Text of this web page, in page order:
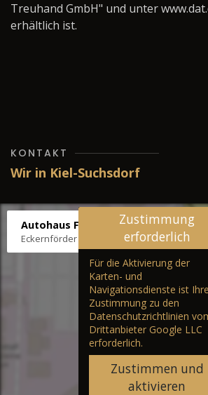
Treuhand GmbH" und unter
erhältlich ist.
KONTAKT
Wir in Kiel-Suchsdorf
Autohaus Fräter
Eckernförder Str. /Klausbrooker Weg 1,
Zustimmung
erforderlich
Für die Aktivierung der
Karten- und
Navigationsdienste ist Ihre
Zustimmung zu den
Datenschutzrichtlinien
Drittanbieter Google LLC
erforderlich.
Zustimmen und
aktivieren